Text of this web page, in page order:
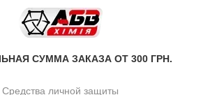
СУММА ЗАКАЗА ОТ 300 ГРН.
Средства личной защиты